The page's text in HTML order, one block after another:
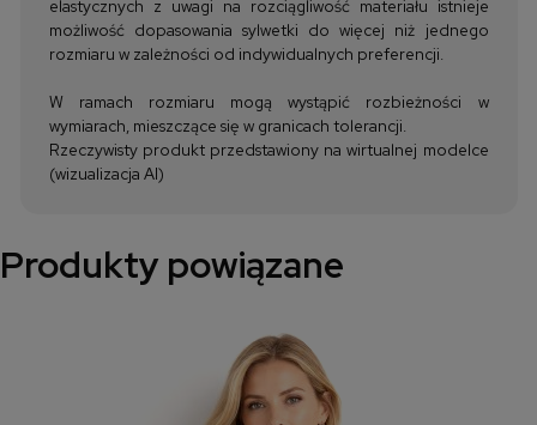
elastycznych z uwagi na rozciągliwość materiału istnieje
możliwość dopasowania sylwetki do więcej niż jednego
rozmiaru w zależności od indywidualnych preferencji.
W ramach rozmiaru mogą wystąpić rozbieżności w
wymiarach, mieszczące się w granicach tolerancji.
Rzeczywisty produkt przedstawiony na wirtualnej modelce
(wizualizacja AI)
Produkty powiązane